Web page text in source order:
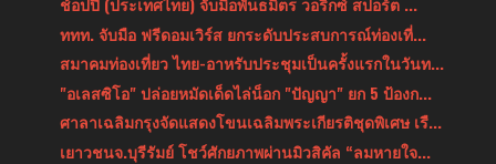
ททท. จับมือ ฟรีดอมเวิร์ส ยกระดับประสบการณ์ท่องเที่...
สมาคมท่องเที่ยว ไทย-อาหรับประชุมเป็นครั้งแรกในวันท...
"อเลสซิโอ" ปล่อยหมัดเด็ดไล่น็อก "ปัญญา" ยก 5 ป้องก...
ศาลาเฉลิมกรุงจัดแสดงโขนเฉลิมพระเกียรติชุดพิเศษ เรื...
เยาวชนจ.บุรีรัมย์ โชว์ศักยภาพผ่านมิวสิคัล “ลมหายใจ...